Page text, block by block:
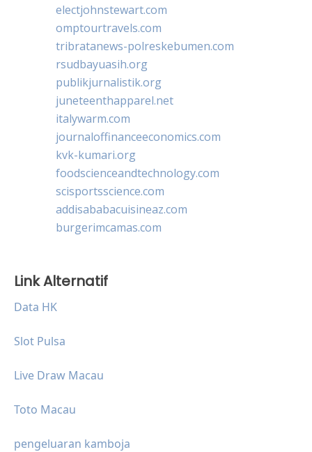
electjohnstewart.com
omptourtravels.com
tribratanews-polreskebumen.com
rsudbayuasih.org
publikjurnalistik.org
juneteenthapparel.net
italywarm.com
journaloffinanceeconomics.com
kvk-kumari.org
foodscienceandtechnology.com
scisportsscience.com
addisababacuisineaz.com
burgerimcamas.com
Link Alternatif
Data HK
Slot Pulsa
Live Draw Macau
Toto Macau
pengeluaran kamboja